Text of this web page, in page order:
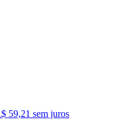
59,21 sem juros